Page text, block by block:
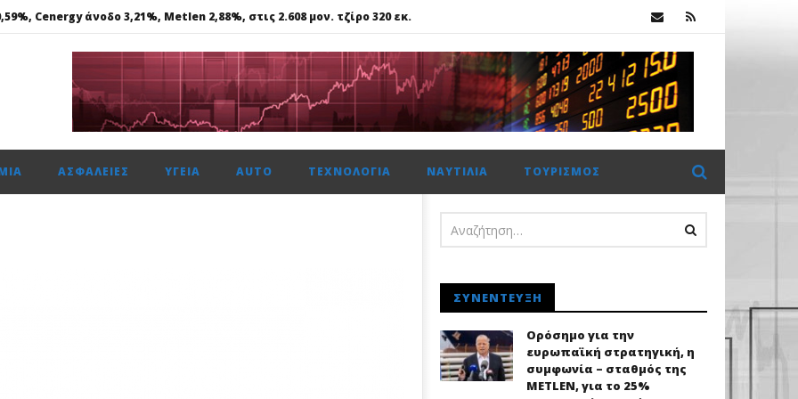
Cenergy άνοδο 3,21%, Metlen 2,88%, στις 2.608 μον. τζίρο 320 εκ.
χρονιά, στους δείκτες FTSE4Good
λειτουργικά κέρδη €53,6 εκατ. και νέες εκταμιεύσεις €2 δισ. η CrediaBank
Cenergy άνοδο 3,21%, Metlen 2,88%, στις 2.608 μον. τζίρο 320 εκ.
ΑΣΦΆΛΕΙΕΣ ΥΓΕΊΑ AUTO ΤΕΧΝΟΛΟΓΊΑ ΝΑΥΤΙΛΊΑ ΤΟΥΡΙΣΜΌΣ
ΣΥΝΈΝΤΕΥΞΗ
Ορόσημο για την
ευρωπαϊκή στρατηγική, η
συμφωνία – σταθμός της
METLEN, για το 25%